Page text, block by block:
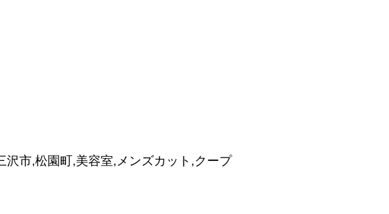
市,松園町,美容室,メンズカット,クープ